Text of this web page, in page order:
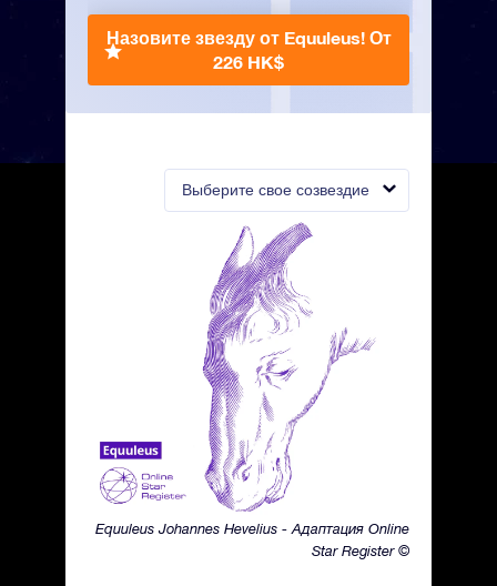
Выберите свое созвездие
Equuleus Johannes Hevelius - Адаптация Online
Star Register ©
Назовите звезду от Equuleus! От
226 HK$